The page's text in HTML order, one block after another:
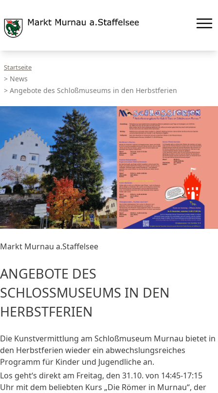
Startseite
> News
> Angebote des Schloßmuseums in den Herbstferien
Markt Murnau a.Staffelsee
ANGEBOTE DES
SCHLOSSMUSEUMS IN DEN H
ERBSTFERIEN
Die Kunstvermittlung am Schloßmuseum Murnau bietet in
den Herbstferien wieder ein abwechslungsreiches
Programm für Kinder und Jugendliche an.
Los geht‘s direkt am Freitag, den 31.10. von 14:45-17:15
Uhr mit dem beliebten Kurs „Die Römer in Murnau“, der